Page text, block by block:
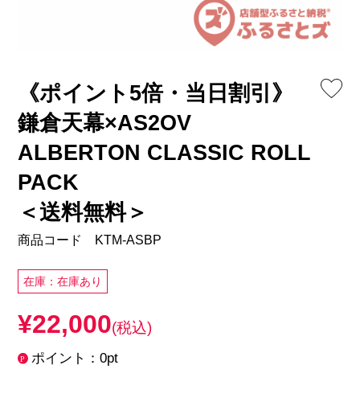
《ポイント5倍・当日割引》
鎌倉天幕×AS2OV
ALBERTON CLASSIC ROLL
PACK
＜送料無料＞
商品コード KTM-ASBP
在庫：在庫あり
¥22,000(税込)
ポイント：0pt